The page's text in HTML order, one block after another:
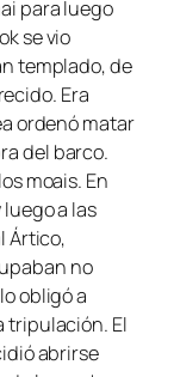
para luego
se vio
templado, de
Era
ordenó matar
del barco.
moais. En
luego a las
Ártico,
no
obligó a
tripulación. El
abrirse